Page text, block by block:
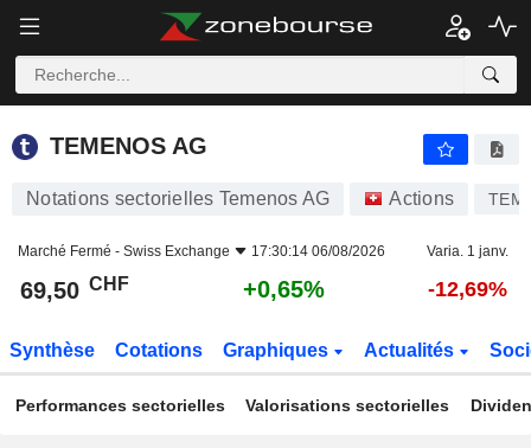
TEMENOS AG
TEMENOS AG
Notations sectorielles Temenos AG Actions
Marché Fermé - Swiss Exchange 17:30:14 06/08/2026 Varia. 1 janv.
69,50 CHF +0,65% -12,69%
Synthèse Cotations Graphiques Actualités
Performances sectorielles Valorisations sectorielles